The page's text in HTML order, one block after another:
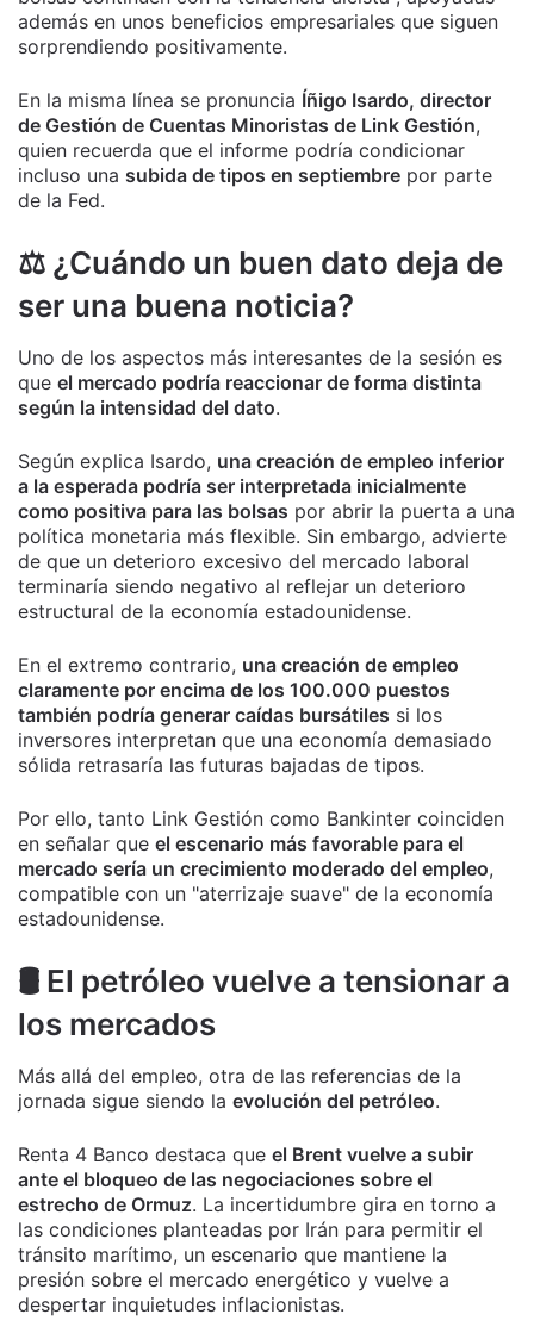
además en unos beneficios empresariales que siguen
sorprendiendo positivamente.
En la misma línea se pronuncia Íñigo Isardo, director
de Gestión de Cuentas Minoristas de Link Gestión,
quien recuerda que el informe podría condicionar
incluso una subida de tipos en septiembre por parte
de la Fed.
⚖️ ¿Cuándo un buen dato deja de
ser una buena noticia?
Uno de los aspectos más interesantes de la sesión es
que el mercado podría reaccionar de forma distinta
según la intensidad del dato.
Según explica Isardo, una creación de empleo inferior
a la esperada podría ser interpretada inicialmente
como positiva para las bolsas por abrir la puerta a una
política monetaria más flexible. Sin embargo, advierte
de que un deterioro excesivo del mercado laboral
terminaría siendo negativo al reflejar un deterioro
estructural de la economía estadounidense.
En el extremo contrario, una creación de empleo
claramente por encima de los 100.000 puestos
también podría generar caídas bursátiles si los
inversores interpretan que una economía demasiado
sólida retrasaría las futuras bajadas de tipos.
Por ello, tanto Link Gestión como Bankinter coinciden
en señalar que el escenario más favorable para el
mercado sería un crecimiento moderado del empleo,
compatible con un "aterrizaje suave" de la economía
estadounidense.
🛢️ El petróleo vuelve a tensionar a
los mercados
Más allá del empleo, otra de las referencias de la
jornada sigue siendo la evolución del petróleo.
Renta 4 Banco destaca que el Brent vuelve a subir
ante el bloqueo de las negociaciones sobre el
estrecho de Ormuz. La incertidumbre gira en torno a
las condiciones planteadas por Irán para permitir el
tránsito marítimo, un escenario que mantiene la
presión sobre el mercado energético y vuelve a
despertar inquietudes inflacionistas.